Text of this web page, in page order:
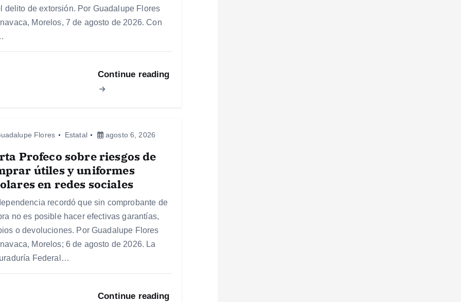
delito de extorsión. Por Guadalupe Flores
Morelos, 7 de agosto de 2026. Con
Continue reading
Flores Estatal agosto 6, 2026
Profeco sobre riesgos de
útiles y uniformes
en redes sociales
recordó que sin comprobante de
no es posible hacer efectivas garantías,
o devoluciones. Por Guadalupe Flores
Morelos; 6 de agosto de 2026. La
Federal…
Continue reading